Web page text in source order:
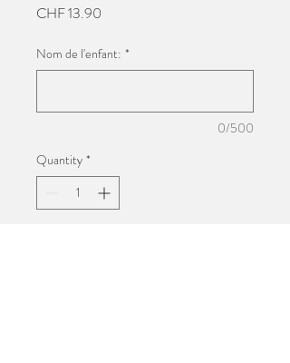
CHF 13.90
Nom de l'enfant: *
0/500
Quantity *